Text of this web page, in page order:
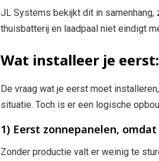
JL Systems bekijkt dit in samenhang,
thuisbatterij en laadpaal niet eindigt
Wat installeer je
De vraag wat je eerst moet
situatie. Toch is er een logische
1) Eerst zonnepanelen,
Zonder productie valt er weinig te